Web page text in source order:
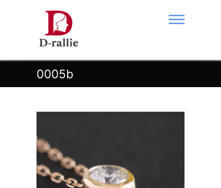
あなたの夢をおつなぎします。
0005b